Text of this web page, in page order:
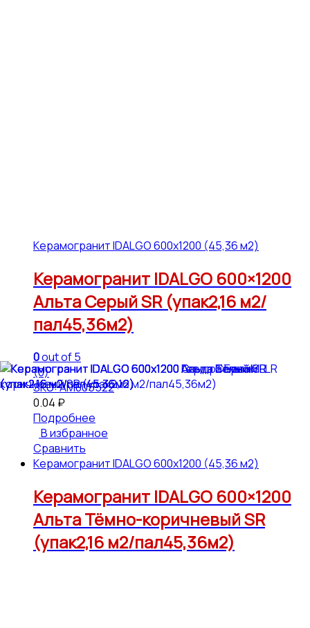
Керамогранит IDALGO 600x1200 (45,36 м2)
Керамогранит IDALGO 600×1200
Альта Серый SR (упак2,16 м2/
пал45,36м2)
0out of 5
(0)
SKU: АМ005522
0.04 ₽
Подробнее
В избранное
Сравнить
Керамогранит IDALGO 600x1200 (45,36 м2)
Керамогранит IDALGO 600×1200
Альта Тёмно-коричневый SR
(упак2,16 м2/пал45,36м2)